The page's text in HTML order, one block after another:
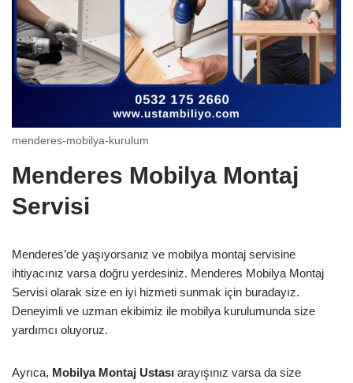
menderes-mobilya-kurulum
Menderes Mobilya Montaj
Servisi
Menderes’de yaşıyorsanız ve mobilya montaj servisine
ihtiyacınız varsa doğru yerdesiniz. Menderes Mobilya Montaj
Servisi olarak size en iyi hizmeti sunmak için buradayız.
Deneyimli ve uzman ekibimiz ile mobilya kurulumunda size
yardımcı oluyoruz.
Ayrıca, Mobilya Montaj Ustası arayışınız varsa da size